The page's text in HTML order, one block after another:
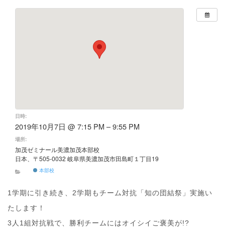
日時:
2019年10月7日 @ 7:15 PM – 9:55 PM
場所:
加茂ゼミナール美濃加茂本部校
日本、〒505-0032 岐阜県美濃加茂市田島町１丁目19
本部校
1学期に引き続き、2学期もチーム対抗「知の団結祭」実施い
たします！
3人1組対抗戦で、勝利チームにはオイシイご褒美が!?